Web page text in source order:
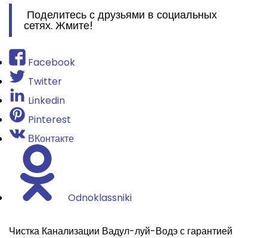
Поделитесь с друзьями в социальных
сетях. Жмите!
Facebook
Twitter
Linkedin
Pinterest
ВКонтакте
Odnoklassniki
Чистка Канализации Вадул-луй-Водэ с гарантией